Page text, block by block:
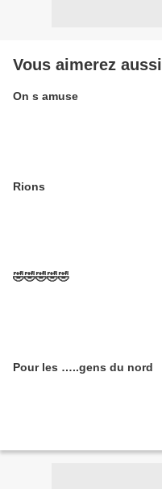
Vous aimerez aussi
On s amuse
Rions
🤣🤣🤣🤣🤣
Pour les …..gens du nord